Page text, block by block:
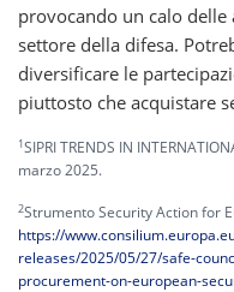
provocando un calo delle
settore della difesa.
diversificare le
piuttosto che acquistare
1SIPRI TRENDS IN
marzo 2025.
2Strumento Security Action for
https://
releases/2025/05/27/safe-
procurement-on-european-